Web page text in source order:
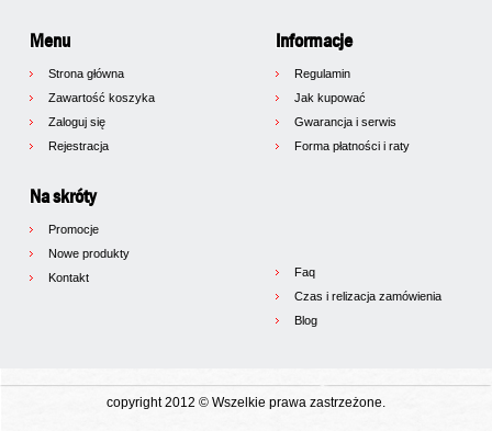
Menu
Strona główna
Zawartość koszyka
Zaloguj się
Rejestracja
Na skróty
Promocje
Nowe produkty
Kontakt
Informacje
Regulamin
Jak kupować
Gwarancja i serwis
Forma płatności i raty
Faq
Czas i relizacja zamówienia
Blog
copyright 2012 © Wszelkie prawa zastrzeżone.